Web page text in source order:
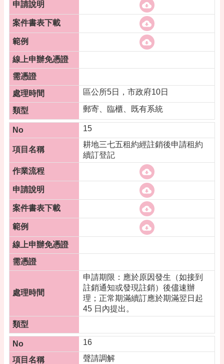
區公所5日，市政府10日
郵寄、臨櫃、既有系統
15
耕地三七五租約經註銷後申請租約
續訂登記
申請期限：應於原因發生（如接到
註銷通知或發現註銷）後儘速辦
理；正常期滿續訂應於期滿翌日起
45 日內提出。
16
聲請調解